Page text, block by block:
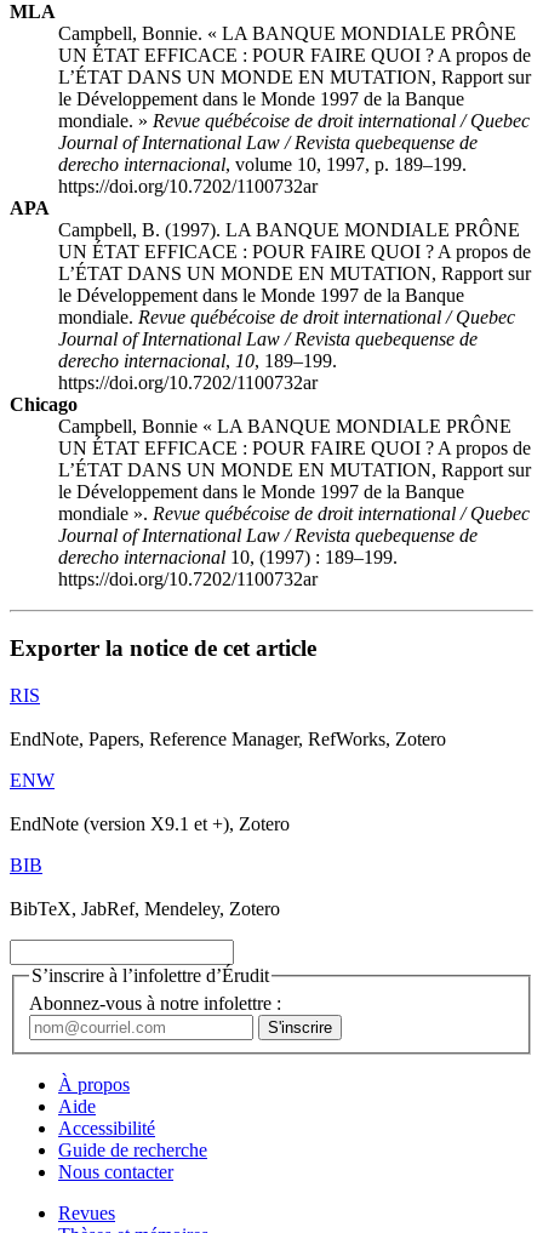
MLA
Campbell, Bonnie. « LA BANQUE MONDIALE PRÔNE
UN ÉTAT EFFICACE : POUR FAIRE QUOI ? A propos de
L’ÉTAT DANS UN MONDE EN MUTATION, Rapport sur
le Développement dans le Monde 1997 de la Banque
mondiale. » Revue québécoise de droit international / Quebec
Journal of International Law / Revista quebequense de
derecho internacional, volume 10, 1997, p. 189–199.
https://doi.org/10.7202/1100732ar
APA
Campbell, B. (1997). LA BANQUE MONDIALE PRÔNE
UN ÉTAT EFFICACE : POUR FAIRE QUOI ? A propos de
L’ÉTAT DANS UN MONDE EN MUTATION, Rapport sur
le Développement dans le Monde 1997 de la Banque
mondiale. Revue québécoise de droit international / Quebec
Journal of International Law / Revista quebequense de
derecho internacional, 10, 189–199.
https://doi.org/10.7202/1100732ar
Chicago
Campbell, Bonnie « LA BANQUE MONDIALE PRÔNE
UN ÉTAT EFFICACE : POUR FAIRE QUOI ? A propos de
L’ÉTAT DANS UN MONDE EN MUTATION, Rapport sur
le Développement dans le Monde 1997 de la Banque
mondiale ». Revue québécoise de droit international / Quebec
Journal of International Law / Revista quebequense de
derecho internacional 10, (1997) : 189–199.
https://doi.org/10.7202/1100732ar
Exporter la notice de cet article
RIS
EndNote, Papers, Reference Manager, RefWorks, Zotero
ENW
EndNote (version X9.1 et +), Zotero
BIB
BibTeX, JabRef, Mendeley, Zotero
S’inscrire à l’infolettre d’Érudit
Abonnez-vous à notre infolettre :
À propos
Aide
Accessibilité
Guide de recherche
Nous contacter
Revues